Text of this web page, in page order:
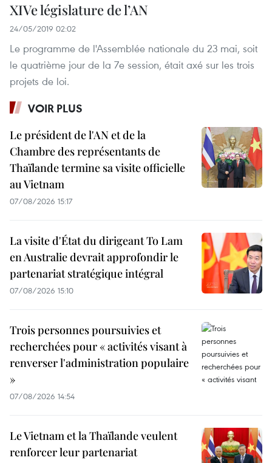
XIVe législature de l’AN
24/05/2019 02:02
Le programme de l'Assemblée nationale du 23 mai, soit
le quatrième jour de la 7e session, était axé sur les trois
projets de loi.
VOIR PLUS
Le président de l'AN et de la
Chambre des représentants de
Thaïlande termine sa visite officielle
au Vietnam
07/08/2026 15:17
La visite d'État du dirigeant To Lam
en Australie devrait approfondir le
partenariat stratégique intégral
07/08/2026 15:10
Trois personnes poursuivies et
recherchées pour « activités visant à
renverser l'administration populaire
»
07/08/2026 14:54
Le Vietnam et la Thaïlande veulent
renforcer leur partenariat